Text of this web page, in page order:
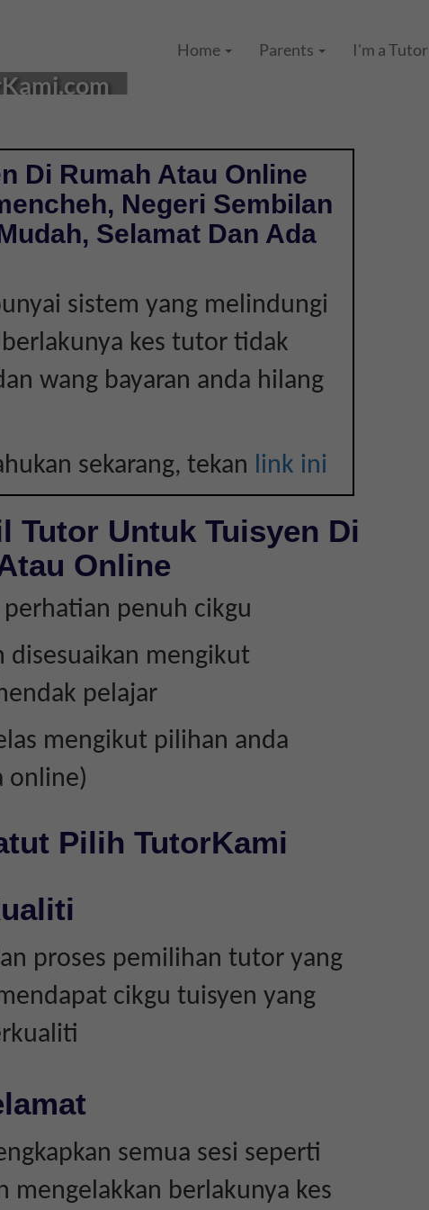
Home Parents I'm a Tutor
Di Rumah Atau Online
Negeri Sembilan
Selamat Dan Ada
sistem yang melindungi
kes tutor tidak
wang bayaran anda hilang
sekarang, tekan link ini
Tutor Untuk Tuisyen Di
Online
penuh cikgu
disesuaikan mengikut
pelajar
mengikut pilihan anda
online)
Pilih TutorKami
proses pemilihan tutor yang
cikgu tuisyen yang
semua sesi seperti
mengelakkan berlakunya kes